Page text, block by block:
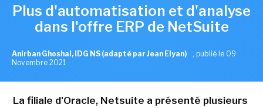
Plus d'automatisation et d'analyse
dans l'offre ERP de NetSuite
Anirban Ghoshal, IDG NS (adapté par Jean Elyan) , publié le 09
Novembre 2021
La filiale d'Oracle, Netsuite a présenté plusieurs